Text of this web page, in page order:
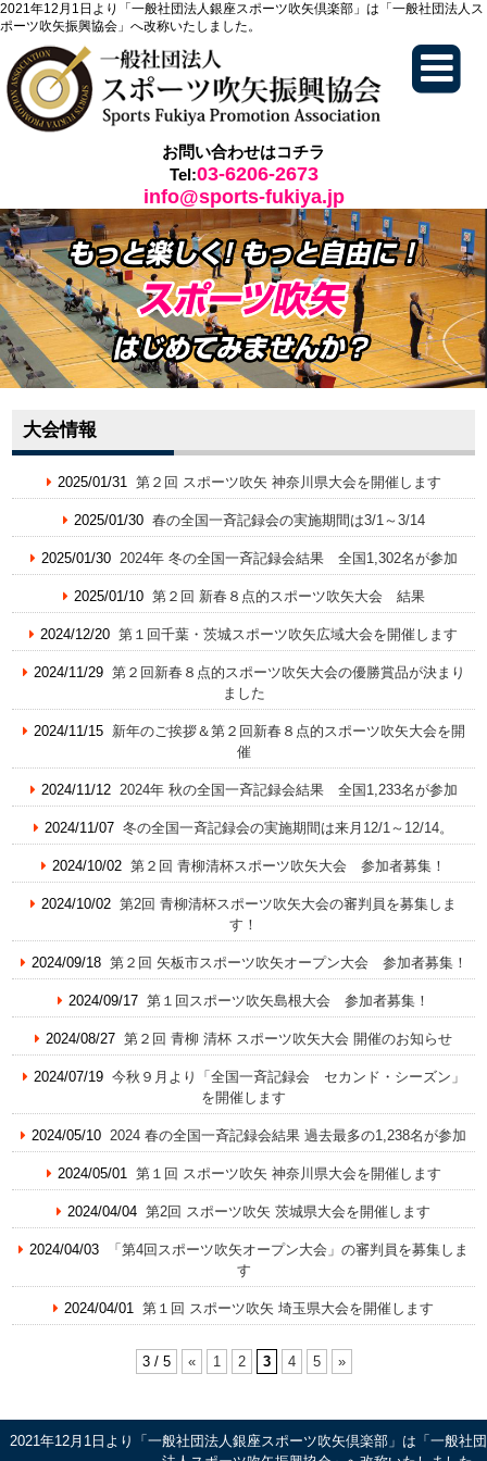
2021年12月1日より「一般社団法人銀座スポーツ吹矢倶楽部」は「一般社団法人ス
ポーツ吹矢振興協会」へ改称いたしました。
お問い合わせはコチラ
Tel:03-6206-2673
info@sports-fukiya.jp
大会情報
2025/01/31 第２回 スポーツ吹矢 神奈川県大会を開催します
2025/01/30 春の全国一斉記録会の実施期間は3/1～3/14
2025/01/30 2024年 冬の全国一斉記録会結果 全国1,302名が参加
2025/01/10 第２回 新春８点的スポーツ吹矢大会 結果
2024/12/20 第１回千葉・茨城スポーツ吹矢広域大会を開催します
2024/11/29 第２回新春８点的スポーツ吹矢大会の優勝賞品が決まり
ました
2024/11/15 新年のご挨拶＆第２回新春８点的スポーツ吹矢大会を開
催
2024/11/12 2024年 秋の全国一斉記録会結果 全国1,233名が参加
2024/11/07 冬の全国一斉記録会の実施期間は来月12/1～12/14。
2024/10/02 第２回 青柳清杯スポーツ吹矢大会 参加者募集！
2024/10/02 第2回 青柳清杯スポーツ吹矢大会の審判員を募集しま
す！
2024/09/18 第２回 矢板市スポーツ吹矢オープン大会 参加者募集！
2024/09/17 第１回スポーツ吹矢島根大会 参加者募集！
2024/08/27 第２回 青柳 清杯 スポーツ吹矢大会 開催のお知らせ
2024/07/19 今秋９月より「全国一斉記録会 セカンド・シーズン」
を開催します
2024/05/10 2024 春の全国一斉記録会結果 過去最多の1,238名が参加
2024/05/01 第１回 スポーツ吹矢 神奈川県大会を開催します
2024/04/04 第2回 スポーツ吹矢 茨城県大会を開催します
2024/04/03
「第4回スポーツ吹矢オープン大会」の審判員を募集しま
す
2024/04/01 第１回 スポーツ吹矢 埼玉県大会を開催します
3 / 5 « 1 2 3 4 5 »
2021年12月1日より「一般社団法人銀座スポーツ吹矢倶楽部」は「一般社団